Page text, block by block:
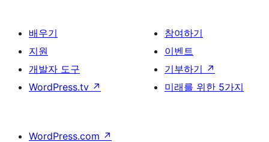
배우기
지원
개발자 도구
WordPress.tv ↗
참여하기
이벤트
기부하기 ↗
미래를 위한 5가지
WordPress.com ↗